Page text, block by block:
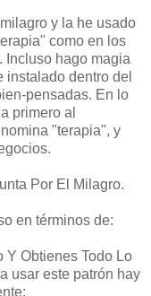
y la he usado
como en los
Incluso hago magia
instalado dentro del
pensadas. En lo
primero al
"terapia", y
Por El Milagro.
en términos de:
Y Obtienes Todo Lo
usar este patrón hay